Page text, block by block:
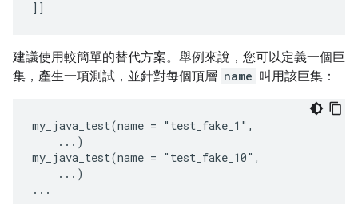
建議使用較簡單的替代方案。舉例來說，您可以定義一個巨
集，產生一項測試，並針對每個頂層 name 叫用該巨集：
my_java_test(name = "test_fake_1",
    ...)
my_java_test(name = "test_fake_10",
    ...)